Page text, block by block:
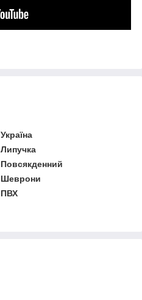
Україна
Липучка
Повсякденний
Шеврони
ПВХ